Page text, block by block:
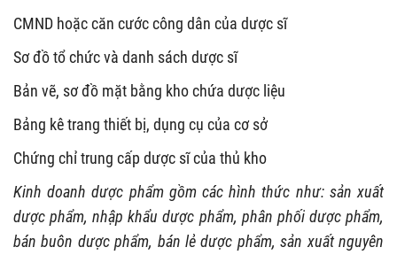
CMND hoặc căn cước công dân của dược sĩ
Sơ đồ tổ chức và danh sách dược sĩ
Bản vẽ, sơ đồ mặt bằng kho chứa dược liệu
Bảng kê trang thiết bị, dụng cụ của cơ sở
Chứng chỉ trung cấp dược sĩ của thủ kho
Kinh doanh dược phẩm gồm các hình thức như: sản xuất
dược phẩm, nhập khẩu dược phẩm, phân phối dược phẩm,
bán buôn dược phẩm, bán lẻ dược phẩm, sản xuất nguyên